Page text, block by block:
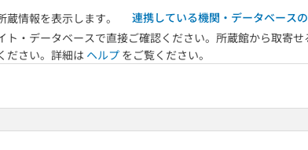
情報を表示します。
連携している機関・データベース
・データベースで直接ご確認ください。所蔵館から取寄
ださい。詳細は ヘルプ をご覧ください。